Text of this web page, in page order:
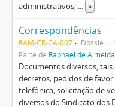
administrativos; ... »
Correspondências
RAM-CR-CA-007 Dossiê
Parte de Raphael de
Documentos diversos,
decretos; pedidos de
telefônica; solicitação de
diversos do Sindicato dos